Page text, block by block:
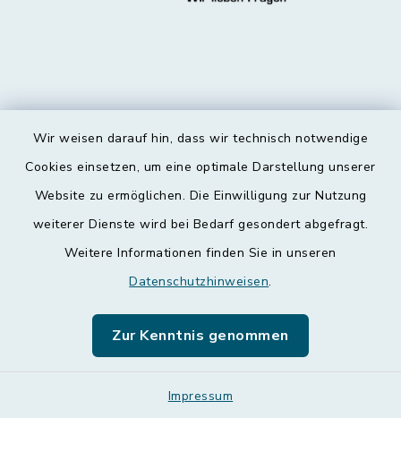
Wir weisen darauf hin, dass wir technisch notwendige
Cookies einsetzen, um eine optimale Darstellung unserer
Website zu ermöglichen. Die Einwilligung zur Nutzung
weiterer Dienste wird bei Bedarf gesondert abgefragt.
Weitere Informationen finden Sie in unseren
Datenschutzhinweisen.
Zur Kenntnis genommen
Impressum
Kontakt
Datenschutz
Leichte Sprache
Sitemap